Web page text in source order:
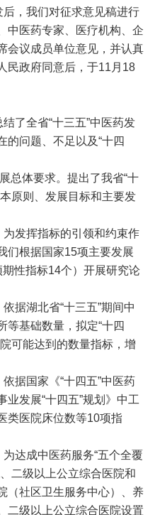
后，我们对征求意见稿进行
中医药专家、医疗机构、企
会议成员单位意见，并认真
民政府同意后，于11月18
了全省“十三五”中医药发
的问题、不足以及“十四
总体要求。提出了我省“十
原则、发展目标和主要发
发挥指标的引领和约束作
们根据国家15项主要发展
性指标14个）开展研究论
据湖北省“十三五”期间中
等基础数量，拟定“十四
可能达到的数量指标，增
据国家《“十四五”中医药
发展“十四五”规划》中工
类医院床位数等10项指
达成中医药服务“五个全覆
二级以上公立综合医院和
（社区卫生服务中心）、养
二级以上公立综合医院设置